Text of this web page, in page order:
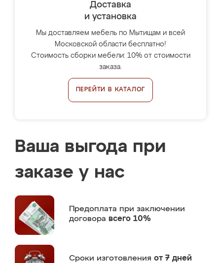
Доставка
и установка
Мы доставляем мебель по Мытищам и всей
Московской области бесплатно!
Стоимость сборки мебели: 10% от стоимости
заказа.
ПЕРЕЙТИ В КАТАЛОГ
Ваша выгода при
заказе у нас
Предоплата при заключении
договора всего 10%
Сроки изготовления от 7 дней